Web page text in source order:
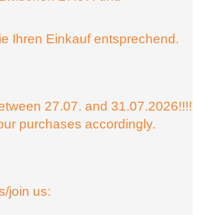
Ihren Einkauf entsprechend.
27.07. and 31.07.2026!!!!
purchases accordingly.
join us: